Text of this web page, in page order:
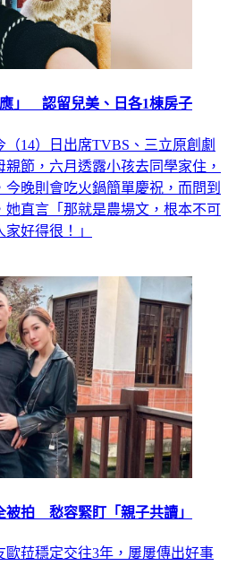
」 認留兒美、日各1棟房子
14）日出席TVBS、三立原創劇
親節，六月透露小孩去同學家住，
晚則會吃火鍋簡單慶祝，而問到
她直言「那就是農場文，根本不可
好得很！」
被拍 愁容緊盯「親子共讀」
菈穩定交往3年，屢屢傳出好事